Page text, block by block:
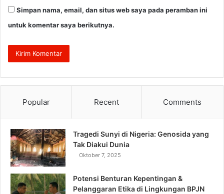
Simpan nama, email, dan situs web saya pada peramban ini
untuk komentar saya berikutnya.
Popular Recent Comments
Tragedi Sunyi di Nigeria: Genosida yang
Tak Diakui Dunia
Oktober 7, 2025
Potensi Benturan Kepentingan &
Pelanggaran Etika di Lingkungan BPJN